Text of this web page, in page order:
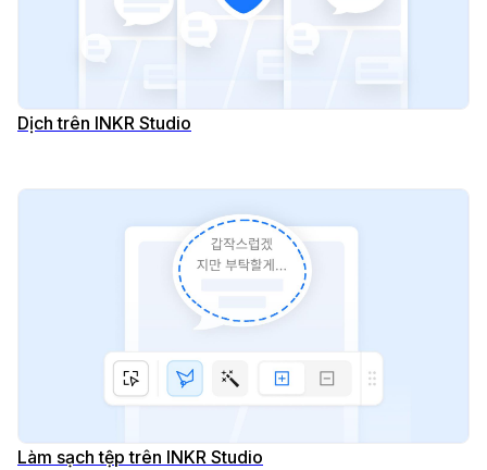
Dịch trên INKR Studio
Làm sạch tệp trên INKR Studio